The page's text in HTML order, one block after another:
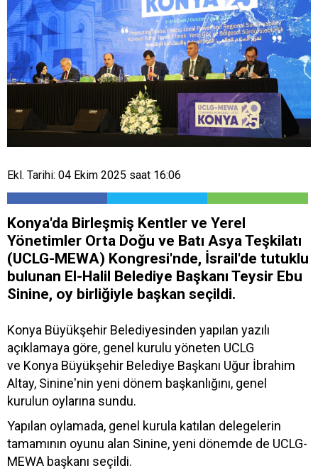
Ekl. Tarihi: 04 Ekim 2025 saat 16:06
Konya'da Birleşmiş Kentler ve Yerel
Yönetimler Orta Doğu ve Batı Asya Teşkilatı
(UCLG-MEWA) Kongresi'nde, İsrail'de tutuklu
bulunan El-Halil Belediye Başkanı Teysir Ebu
Sinine, oy birliğiyle başkan seçildi.
Konya Büyükşehir Belediyesinden yapılan yazılı
açıklamaya göre, genel kurulu yöneten UCLG
ve Konya Büyükşehir Belediye Başkanı Uğur İbrahim
Altay, Sinine'nin yeni dönem başkanlığını, genel
kurulun oylarına sundu.
Yapılan oylamada, genel kurula katılan delegelerin
tamamının oyunu alan Sinine, yeni dönemde de UCLG-
MEWA başkanı seçildi.